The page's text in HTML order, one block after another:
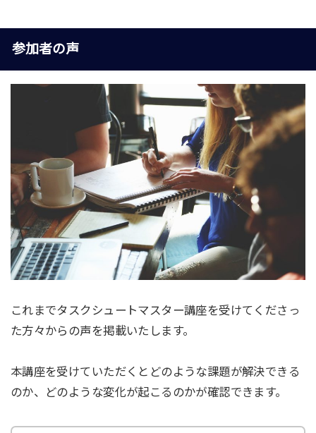
参加者の声
これまでタスクシュートマスター講座を受けてくださっ
た方々からの声を掲載いたします。
本講座を受けていただくとどのような課題が解決できる
のか、どのような変化が起こるのかが確認できます。